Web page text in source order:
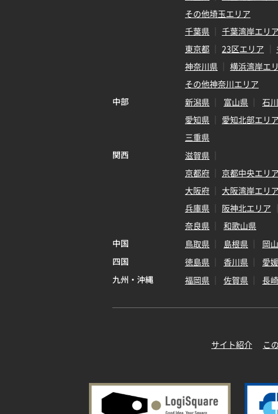
その他埼玉エリア
千葉県
千葉湾岸エリア
東京都
23区エリア
神奈川県
横浜湾岸エ
その他神奈川エリア
中部
新潟県 富山県 石
愛知県
愛知北部エリア
三重県
関西
滋賀県
京都府
京都中央エリア
大阪府
大阪湾岸エリア
兵庫県
阪神北エリア
奈良県
和歌山県
中国
鳥取県 島根県 岡
四国
徳島県 香川県 愛
九州・沖縄
福岡県 佐賀県 長
サイト紹介
こ